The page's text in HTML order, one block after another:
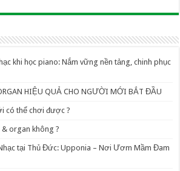
khi học piano: Nắm vững nền tảng, chinh phục
HIỆU QUẢ CHO NGƯỜI MỚI BẮT ĐẦU
có thể chơi được ?
organ không ?
tại Thủ Đức: Upponia – Nơi Ươm Mầm Đam